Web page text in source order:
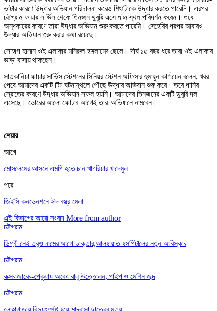
ভাটার কারণে উদ্ধার অভিযান পরিচালনা করেও শিশুটিাকে উদ্ধার করতে পারেনি। এরপর
চট্টগ্রাম ফায়ার সার্ভিস থেকে তিনজন ডুবুরি এসে ঘটনাস্থল পরিদর্শন করেন। তবে
অন্ধকারের কারণে তারা উদ্ধার অভিযান শুরু করতে পারেনি। সেহেরির পরপর আবারও
উদ্ধার অভিযান শুরু করার কথা রয়েছে।
সোহাগ হাসান ওই এলাকার মনিরুল ইসলামের ছেলে। দীর্ঘ ১৫ বছর ধরে তারা ওই এলাকার
ভাড়া বাসায় থাকছেন।
সাতকানিয়া ফায়ার সার্ভিস স্টেশনের সিনিয়র স্টেশন অফিসার হুমায়ুন কার্ণায়েন বলেন, খবর
পেয়ে আমাদের একটি টিম ঘটনাস্থলে পৌঁছে উদ্ধার অভিযান শুরু করে। তবে পানির
স্রোতের কারণে উদ্ধার অভিযান সফল হয়নি। আমাদের তিনজনের একটি ডুবুরি দল
এসেছে। ভোরের আলো ফোটার আগেই তারা অভিযানে নামবেন।
শেয়ার
আগে
মোসলেমের আসনে এমপি হতে চান খাগরিয়ার খাদেমুল
পরে
জিইসি কনভেনশনে ঈদ বস্ত্র মেলা
এই বিভাগের আরো সংবাদ More from author
চট্টগ্রাম
ডিগ্রী নেই তবুও নামের আগে ডাক্তার,আলহায়াত হসপিটালের নতুন আবিস্কার
চট্টগ্রাম
কক্সবাজারের-পেকুয়ায় অবৈধ বালু উত্তোলন, পাইপ ও মেশিন জব্দ
চট্টগ্রাম
লোহাগাড়ায় বিদ্যুৎস্পৃষ্ট হয়ে মাদ্রাসা ছাত্রের মৃত্যু